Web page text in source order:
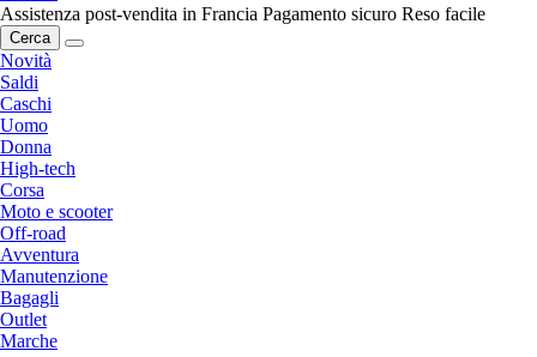
Assistenza post-vendita in Francia Pagamento sicuro Reso facile
Cerca
Novità
Saldi
Caschi
Uomo
Donna
High-tech
Corsa
Moto e scooter
Off-road
Avventura
Manutenzione
Bagagli
Outlet
Marche